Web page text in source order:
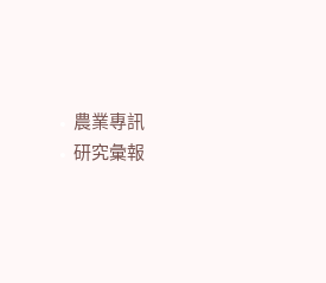
農業專訊
研究彙報